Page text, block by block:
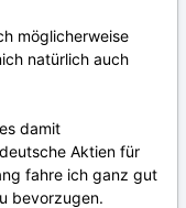
möglicherweise
natürlich auch
damit
Aktien für
fahre ich ganz gut
bevorzugen.